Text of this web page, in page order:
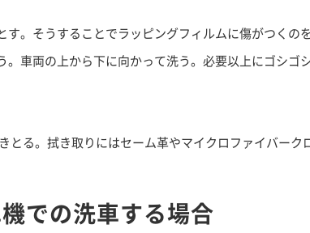
。そうすることでラッピングフィルムに傷がつくの
。車両の上から下に向かって洗う。必要以上にゴシゴ
とる。拭き取りにはセーム革やマイクロファイバー
での洗車する場合